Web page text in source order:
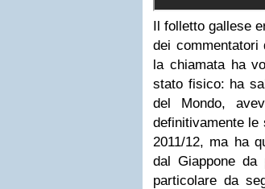
Il folletto gallese
dei
la chiamata ha
stato fisico: ha
del Mondo,
definitivamente le
2011/12, ma ha
dal Giappone da
particolare da